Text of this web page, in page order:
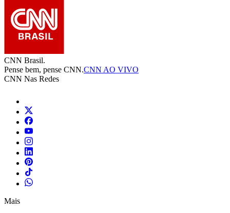
CNN Brasil.
Pense bem, pense CNN.CNN AO VIVO
CNN Nas Redes
Mais